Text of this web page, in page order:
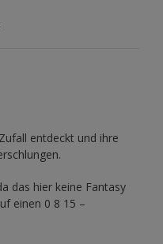
entdeckt und ihre
das hier keine Fantasy
einen 0 8 15 –